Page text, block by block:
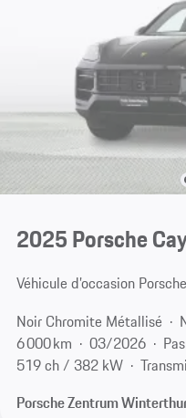
2025 Porsche
Véhicule d’occasion
Noir Chromite Métallisé
6 000 km
03/2026
519 ch / 382 kW
Porsche Zentrum